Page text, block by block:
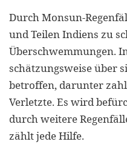
Durch Monsun-
und Teilen Indiens zu
Überschwemmungen.
schätzungsweise über
betroffen, darunter
Verletzte. Es wird
durch weitere
zählt jede Hilfe.